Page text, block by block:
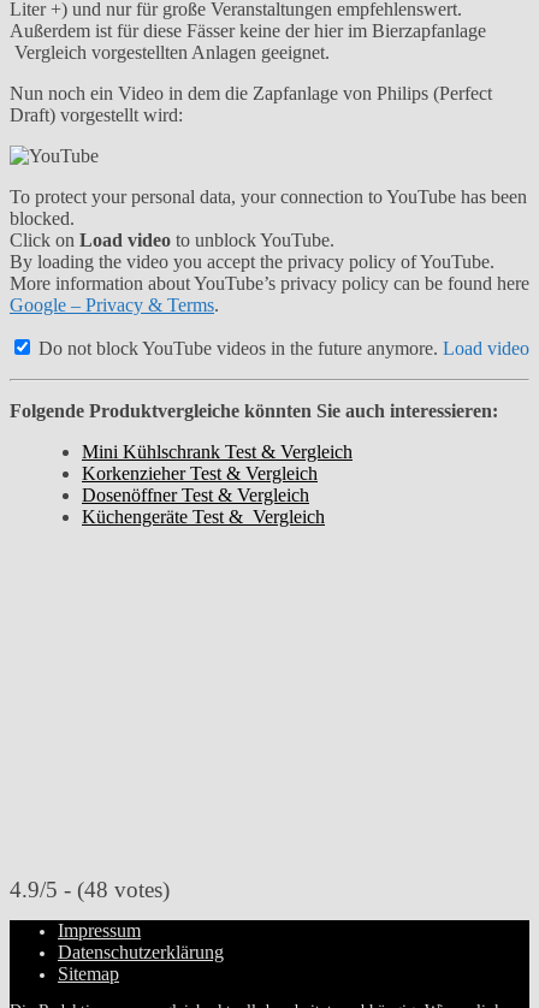
Liter +) und nur für große Veranstaltungen empfehlenswert.
Außerdem ist für diese Fässer keine der hier im Bierzapfanlage
Vergleich vorgestellten Anlagen geeignet.
Nun noch ein Video in dem die Zapfanlage von Philips (Perfect
Draft) vorgestellt wird:
To protect your personal data, your connection to YouTube has been
blocked.
Click on Load video to unblock YouTube.
By loading the video you accept the privacy policy of YouTube.
More information about YouTube’s privacy policy can be found here
Google – Privacy & Terms.
Do not block YouTube videos in the future anymore. Load video
Folgende Produktvergleiche könnten Sie auch interessieren:
Mini Kühlschrank Test & Vergleich
Korkenzieher Test & Vergleich
Dosenöffner Test & Vergleich
Küchengeräte Test & Vergleich
4.9/5 - (48 votes)
Impressum
Datenschutzerklärung
Sitemap